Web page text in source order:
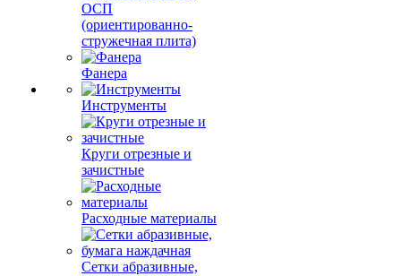
ОСП
(ориентированно-
стружечная плита)
Фанера
Инструменты
Круги отрезные и
зачистные
Расходные материалы
Сетки абразивные,